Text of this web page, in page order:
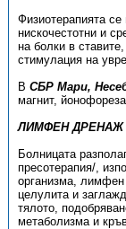
Физиотерапията
нискочестотни и
на болки в
стимулация на
В СБР Мари,
магнит,
ЛИМФЕН ДРЕНАЖ
Болницата
пресотерапия/,
организма,
целулита и
тялото,
метаболизма и